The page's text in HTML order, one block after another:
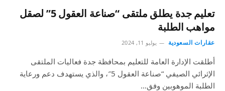
تعليم جدة يطلق ملتقى “صناعة العقول 5” لصقل
مواهب الطلبة
عقارات السعودية يوليو 11, 2024
أطلقت الإدارة العامة للتعليم بمحافظة جدة فعاليات الملتقى
الإثرائي الصيفي “صناعة العقول 5″، والذي يستهدف دعم ورعاية
الطلبة الموهوبين وفق…